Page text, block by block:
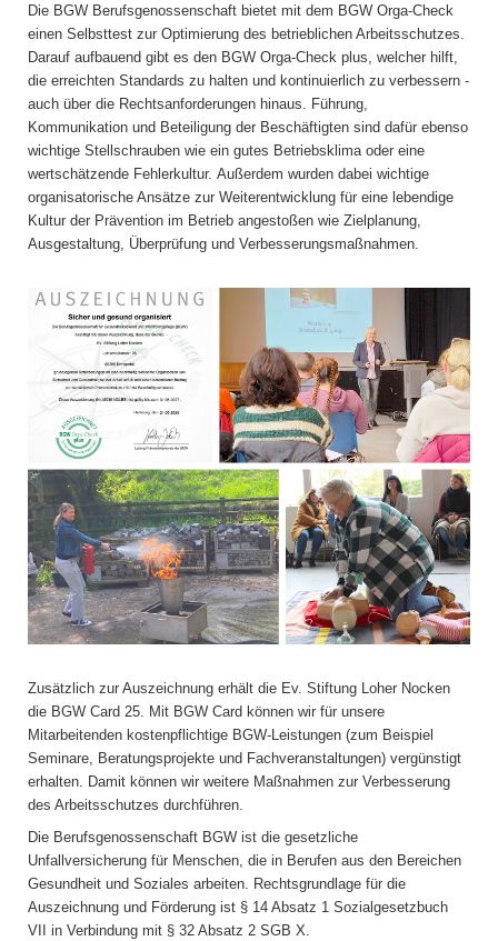
Die BGW Berufsgenossenschaft bietet mit dem BGW Orga-Check
einen Selbsttest zur Optimierung des betrieblichen Arbeitsschutzes.
Darauf aufbauend gibt es den BGW Orga-Check plus, welcher hilft,
die erreichten Standards zu halten und kontinuierlich zu verbessern -
auch über die Rechtsanforderungen hinaus. Führung,
Kommunikation und Beteiligung der Beschäftigten sind dafür ebenso
wichtige Stellschrauben wie ein gutes Betriebsklima oder eine
wertschätzende Fehlerkultur. Außerdem wurden dabei wichtige
organisatorische Ansätze zur Weiterentwicklung für eine lebendige
Kultur der Prävention im Betrieb angestoßen wie Zielplanung,
Ausgestaltung, Überprüfung und Verbesserungsmaßnahmen.
Zusätzlich zur Auszeichnung erhält die Ev. Stiftung Loher Nocken
die BGW Card 25. Mit BGW Card können wir für unsere
Mitarbeitenden kostenpflichtige BGW-Leistungen (zum Beispiel
Seminare, Beratungsprojekte und Fachveranstaltungen) vergünstigt
erhalten. Damit können wir weitere Maßnahmen zur Verbesserung
des Arbeitsschutzes durchführen.
Die Berufsgenossenschaft BGW ist die gesetzliche
Unfallversicherung für Menschen, die in Berufen aus den Bereichen
Gesundheit und Soziales arbeiten. Rechtsgrundlage für die
Auszeichnung und Förderung ist § 14 Absatz 1 Sozialgesetzbuch
VII in Verbindung mit § 32 Absatz 2 SGB X.